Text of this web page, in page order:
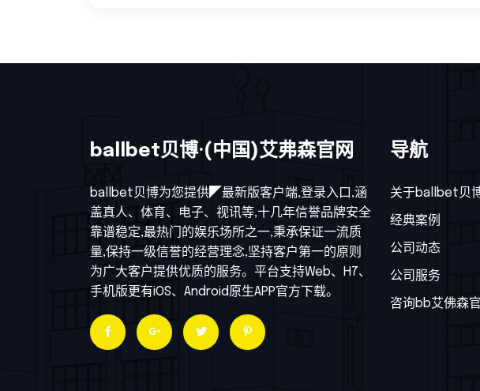
ballbet贝博·(中国)艾弗森官网
ballbet贝博为您提供◤最新版客户端,登录入口,涵
盖真人、体育、电子、视讯等,十几年信誉品牌安全
靠谱稳定,最热门的娱乐场所之一,秉承保证一流质
量,保持一级信誉的经营理念,坚持客户第一的原则
为广大客户提供优质的服务。平台支持Web、H7、
手机版更有iOS、Android原生APP官方下载。
导航
关于ballbet贝
经典案例
公司动态
公司服务
咨询bb艾佛森